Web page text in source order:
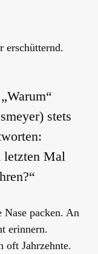
erschütternd.
stets
letzten Mal
packen. An
erinnern.
oft Jahrzehnte.